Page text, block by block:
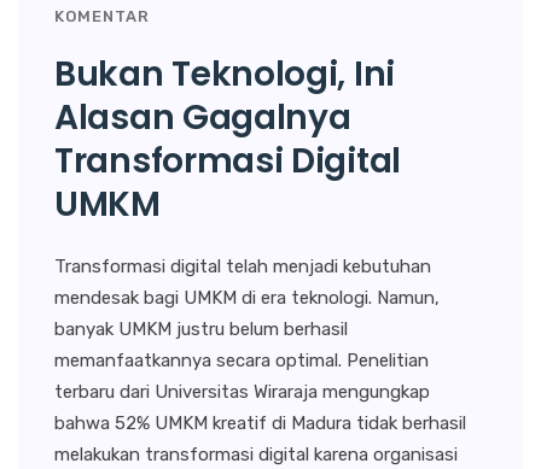
KOMENTAR
Bukan Teknologi, Ini
Alasan Gagalnya
Transformasi Digital
UMKM
Transformasi digital telah menjadi kebutuhan
mendesak bagi UMKM di era teknologi. Namun,
banyak UMKM justru belum berhasil
memanfaatkannya secara optimal. Penelitian
terbaru dari Universitas Wiraraja mengungkap
bahwa 52% UMKM kreatif di Madura tidak berhasil
melakukan transformasi digital karena organisasi